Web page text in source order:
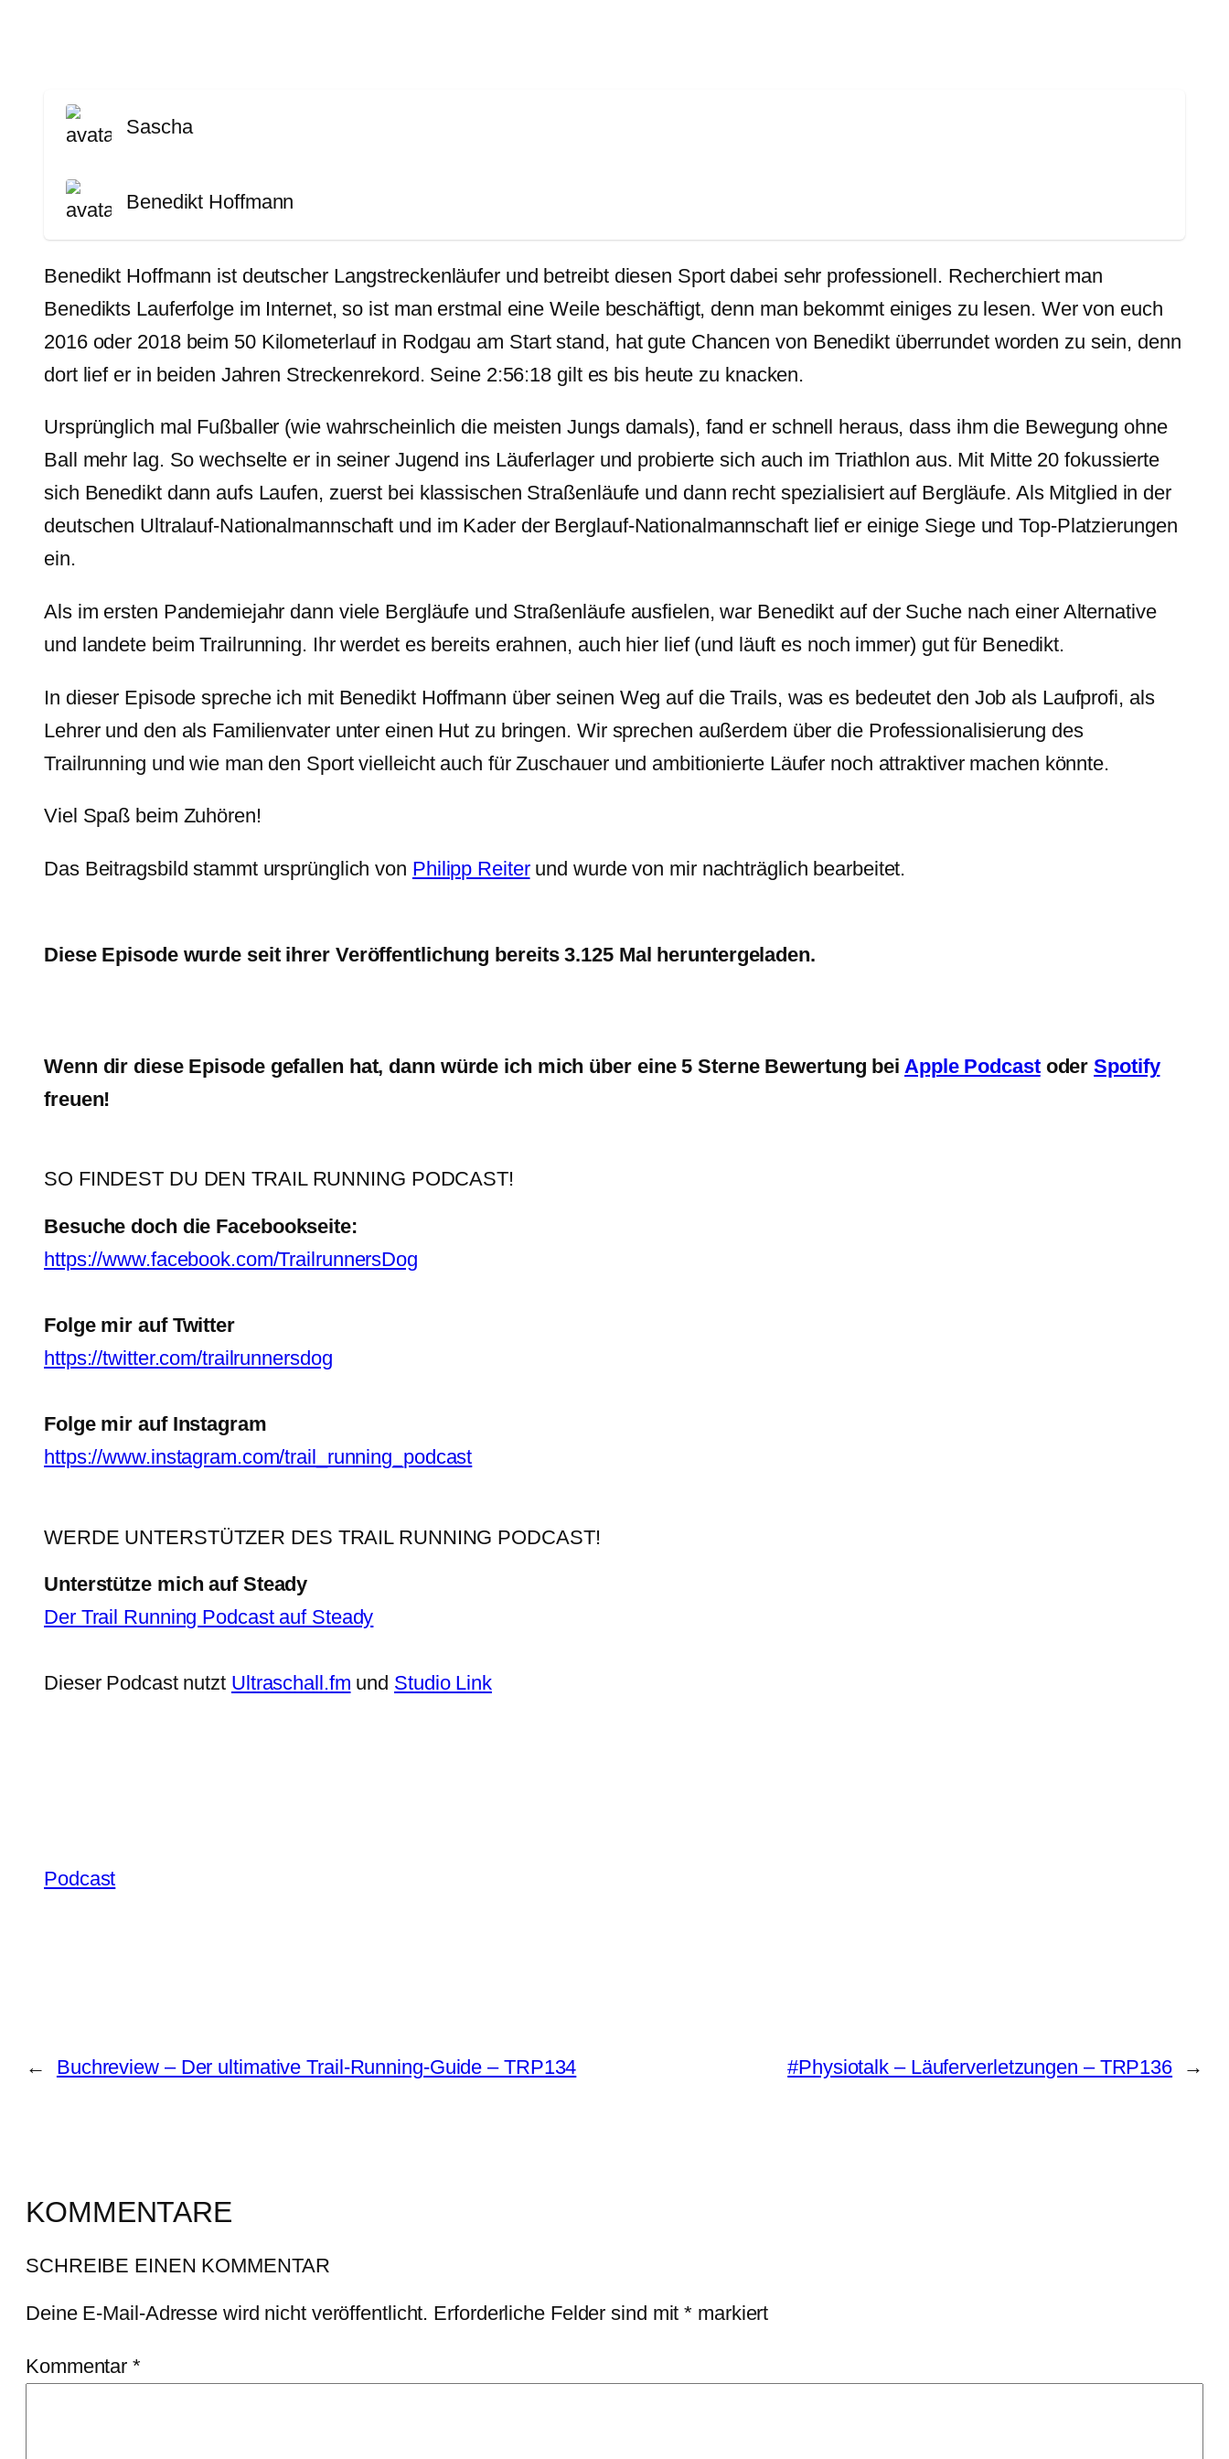
Sascha
Benedikt Hoffmann
Benedikt Hoffmann ist deutscher Langstreckenläufer und betreibt diesen Sport dabei sehr professionell. Recherchiert man
Benedikts Lauferfolge im Internet, so ist man erstmal eine Weile beschäftigt, denn man bekommt einiges zu lesen. Wer von euch
2016 oder 2018 beim 50 Kilometerlauf in Rodgau am Start stand, hat gute Chancen von Benedikt überrundet worden zu sein, denn
dort lief er in beiden Jahren Streckenrekord. Seine 2:56:18 gilt es bis heute zu knacken.
Ursprünglich mal Fußballer (wie wahrscheinlich die meisten Jungs damals), fand er schnell heraus, dass ihm die Bewegung ohne
Ball mehr lag. So wechselte er in seiner Jugend ins Läuferlager und probierte sich auch im Triathlon aus. Mit Mitte 20 fokussierte
sich Benedikt dann aufs Laufen, zuerst bei klassischen Straßenläufe und dann recht spezialisiert auf Bergläufe. Als Mitglied in der
deutschen Ultralauf-Nationalmannschaft und im Kader der Berglauf-Nationalmannschaft lief er einige Siege und Top-Platzierungen
ein.
Als im ersten Pandemiejahr dann viele Bergläufe und Straßenläufe ausfielen, war Benedikt auf der Suche nach einer Alternative
und landete beim Trailrunning. Ihr werdet es bereits erahnen, auch hier lief (und läuft es noch immer) gut für Benedikt.
In dieser Episode spreche ich mit Benedikt Hoffmann über seinen Weg auf die Trails, was es bedeutet den Job als Laufprofi, als
Lehrer und den als Familienvater unter einen Hut zu bringen. Wir sprechen außerdem über die Professionalisierung des
Trailrunning und wie man den Sport vielleicht auch für Zuschauer und ambitionierte Läufer noch attraktiver machen könnte.
Viel Spaß beim Zuhören!
Das Beitragsbild stammt ursprünglich von Philipp Reiterund wurde von mir nachträglich bearbeitet.
Diese Episode wurde seit ihrer Veröffentlichung bereits 3.125 Mal heruntergeladen.
Wenn dir diese Episode gefallen hat, dann würde ich mich über eine 5 Sterne Bewertung bei Apple PodcastoderSpotify
freuen!
SO FINDEST DU DEN TRAIL RUNNING PODCAST!
Besuche doch die Facebookseite:
https://www.facebook.com/TrailrunnersDog
Folge mir auf Twitter
https://twitter.com/trailrunnersdog
Folge mir auf Instagram
https://www.instagram.com/trail_running_podcast
WERDE UNTERSTÜTZER DES TRAIL RUNNING PODCAST!
Unterstütze mich auf Steady
Der Trail Running Podcast auf Steady
Dieser Podcast nutzt Ultraschall.fm und Studio Link
Podcast
← Buchreview – Der ultimative Trail-Running-Guide – TRP134 #Physiotalk – Läuferverletzungen – TRP136 →
KOMMENTARE
SCHREIBE EINEN KOMMENTAR
Deine E-Mail-Adresse wird nicht veröffentlicht. Erforderliche Felder sind mit* markiert
Kommentar*